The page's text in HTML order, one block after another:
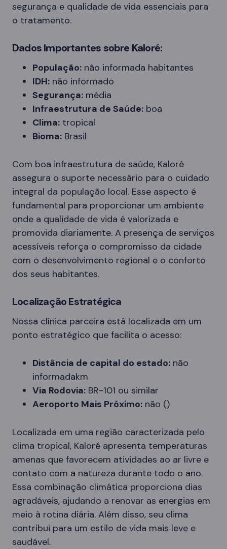
segurança e qualidade de vida essenciais para
o tratamento.
Dados Importantes sobre Kaloré:
População: não informada habitantes
IDH: não informado
Segurança: média
Infraestrutura de Saúde: boa
Clima: tropical
Bioma: Brasil
Com boa infraestrutura de saúde, Kaloré
assegura o suporte necessário para o cuidado
integral da população local. Esse aspecto é
fundamental para proporcionar um ambiente
onde a qualidade de vida é valorizada e
promovida diariamente. A presença de serviços
acessíveis reforça o compromisso da cidade
com o desenvolvimento regional e o conforto
dos seus habitantes.
Localização Estratégica
Nossa clínica parceira está localizada em um
ponto estratégico que facilita o acesso:
Distância de capital do estado: não
informadakm
Via Rodovia: BR-101 ou similar
Aeroporto Mais Próximo: não ()
Localizada em uma região caracterizada pelo
clima tropical, Kaloré apresenta temperaturas
amenas que favorecem atividades ao ar livre e
contato com a natureza durante todo o ano.
Essa combinação climática proporciona dias
agradáveis, ajudando a renovar as energias em
meio à rotina diária. Além disso, seu clima
contribui para um estilo de vida mais leve e
saudável.